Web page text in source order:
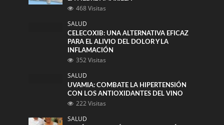
468 Visitas
SALUD
CELECOXIB: UNA ALTERNATIVA EFICAZ
PARA EL ALIVIO DEL DOLOR Y LA
INFLAMACIÓN
352 Visitas
SALUD
UVAMIA: COMBATE LA HIPERTENSIÓN
CON LOS ANTIOXIDANTES DEL VINO
222 Visitas
SALUD